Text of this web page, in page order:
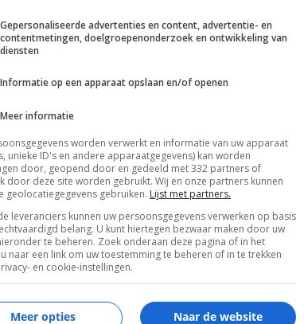
MOBILE
SMARTPHONE ACCESSOIRES VOOR
TIJDENS JE REIS
Gepersonaliseerde advertenties en content, advertentie- en
contentmetingen, doelgroepenonderzoek en ontwikkeling van
diensten
Informatie op een apparaat opslaan en/of openen
Meer informatie
worden verwerkt en informatie van uw apparaat
unieke ID's en andere apparaatgegevens) kan worden
door, geopend door en gedeeld met 332 partners of
door deze site worden gebruikt. Wij en onze partners kunnen
geolocatiegegevens gebruiken. Lijst met partners.
leveranciers kunnen uw persoonsgegevens verwerken op basis
belang. U kunt hiertegen bezwaar maken door uw
te beheren. Zoek onderaan deze pagina of in het
naar een link om uw toestemming te beheren of in te trekken
en cookie-instellingen.
Naar de website
Meer opties